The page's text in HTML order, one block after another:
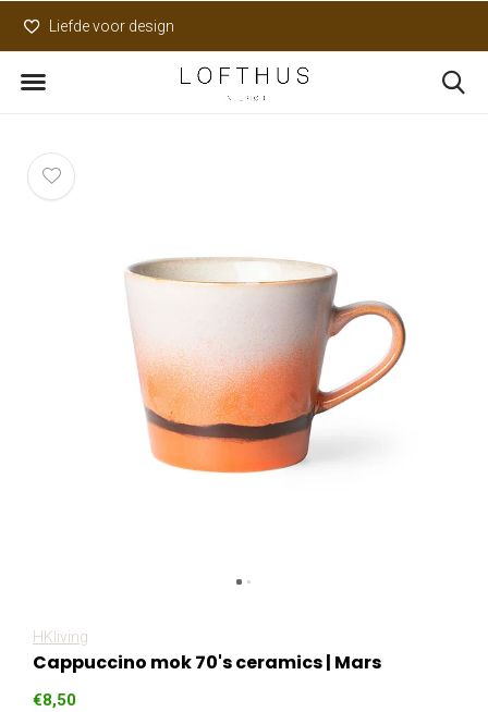
Liefde voor design
HKliving
Cappuccino mok 70's ceramics | Mars
€8,50